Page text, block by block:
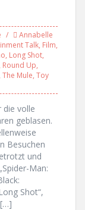
Annabelle
Talk, Film,
, Long Shot,
Round Up,
The Mule, Toy
die volle
geblasen.
Besuchen
und
Man:
Shot“,
[…]